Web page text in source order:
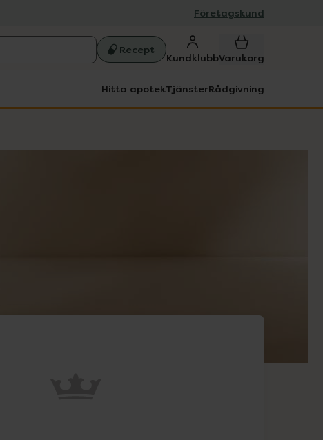
Företagskund
Recept
KundklubbVarukorg
Hitta apotekTjänsterRådgivning